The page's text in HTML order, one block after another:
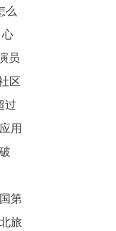
么
心
员
区
过
用
第
旅